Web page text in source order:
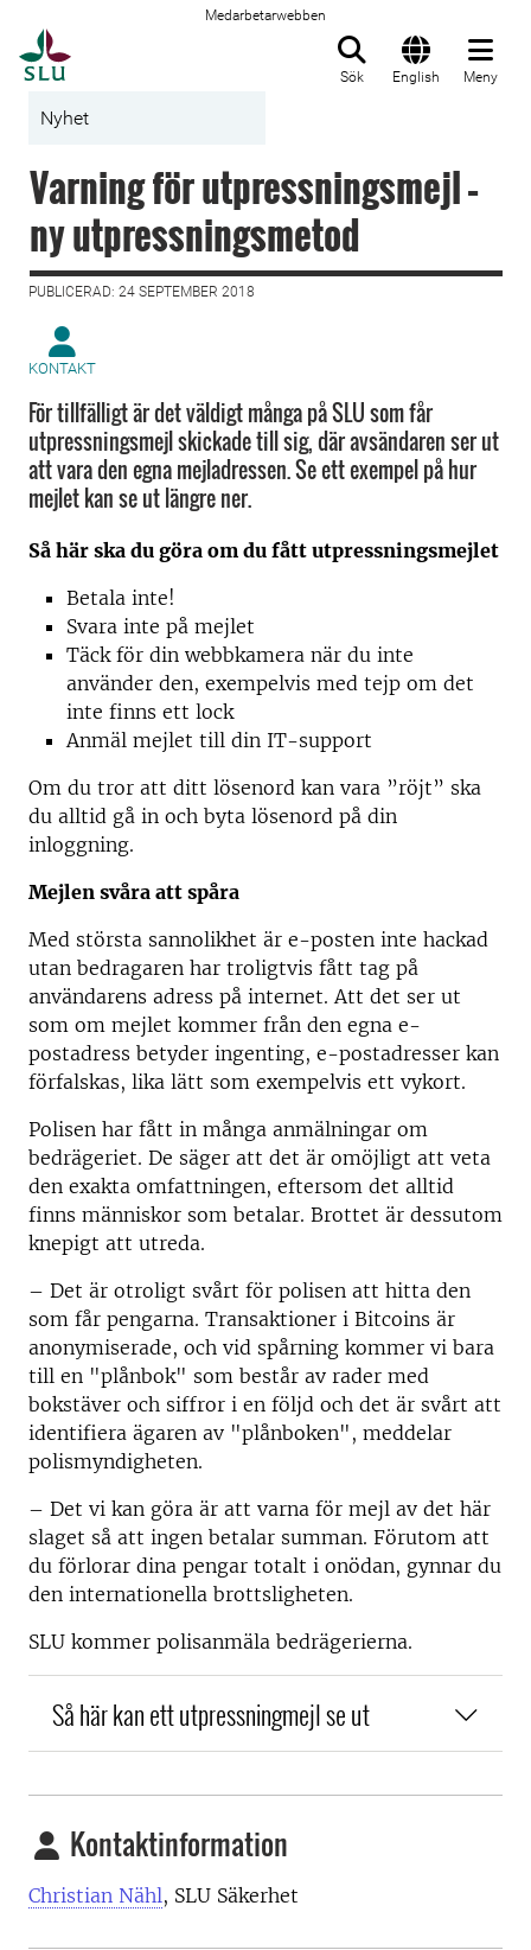
Medarbetarwebben
Sök English Meny
Nyhet
Varning för utpressningsmejl –
ny utpressningsmetod
PUBLICERAD: 24 SEPTEMBER 2018
KONTAKT
För tillfälligt är det väldigt många på SLU som får
utpressningsmejl skickade till sig, där avsändaren ser ut
att vara den egna mejladressen. Se ett exempel på hur
mejlet kan se ut längre ner.
Så här ska du göra om du fått utpressningsmejlet
Betala inte!
Svara inte på mejlet
Täck för din webbkamera när du inte
använder den, exempelvis med tejp om det
inte finns ett lock
Anmäl mejlet till din IT-support
Om du tror att ditt lösenord kan vara ”röjt” ska
du alltid gå in och byta lösenord på din
inloggning.
Mejlen svåra att spåra
Med största sannolikhet är e-posten inte hackad
utan bedragaren har troligtvis fått tag på
användarens adress på internet. Att det ser ut
som om mejlet kommer från den egna e-
postadress betyder ingenting, e-postadresser kan
förfalskas, lika lätt som exempelvis ett vykort.
Polisen har fått in många anmälningar om
bedrägeriet. De säger att det är omöjligt att veta
den exakta omfattningen, eftersom det alltid
finns människor som betalar. Brottet är dessutom
knepigt att utreda.
– Det är otroligt svårt för polisen att hitta den
som får pengarna. Transaktioner i Bitcoins är
anonymiserade, och vid spårning kommer vi bara
till en "plånbok" som består av rader med
bokstäver och siffror i en följd och det är svårt att
identifiera ägaren av "plånboken", meddelar
polismyndigheten.
– Det vi kan göra är att varna för mejl av det här
slaget så att ingen betalar summan. Förutom att
du förlorar dina pengar totalt i onödan, gynnar du
den internationella brottsligheten.
SLU kommer polisanmäla bedrägerierna.
Så här kan ett utpressningmejl se ut
Kontaktinformation
Christian Nähl, SLU Säkerhet